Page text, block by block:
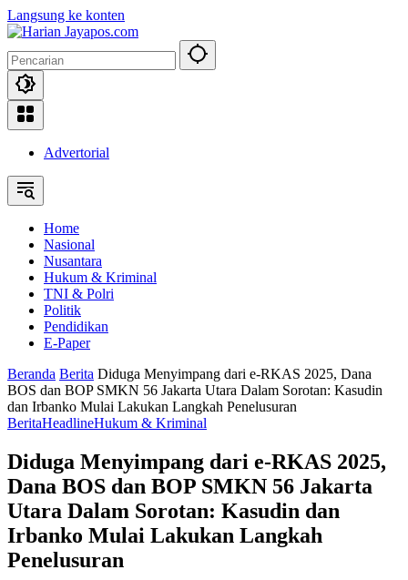
Langsung ke konten
Advertorial
Home
Nasional
Nusantara
Hukum & Kriminal
TNI & Polri
Politik
Pendidikan
E-Paper
Beranda Berita Diduga Menyimpang dari e-RKAS 2025, Dana
BOS dan BOP SMKN 56 Jakarta Utara Dalam Sorotan: Kasudin
dan Irbanko Mulai Lakukan Langkah Penelusuran
BeritaHeadlineHukum & Kriminal
Diduga Menyimpang dari e-RKAS 2025,
Dana BOS dan BOP SMKN 56 Jakarta
Utara Dalam Sorotan: Kasudin dan
Irbanko Mulai Lakukan Langkah
Penelusuran